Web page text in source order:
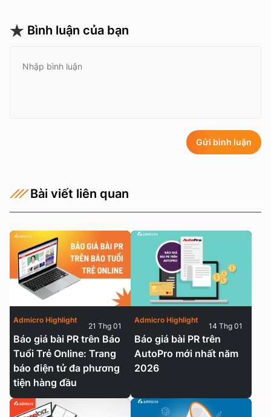
Bình luận của bạn
Gửi bình luận
Bài viết liên quan
Báo giá bài PR trên Báo
Tuổi Trẻ Online: Trang
báo điện tử đa phương
tiện hàng đầu
Admicro Highlight
21 Thg 01
Báo giá bài PR trên
AutoPro mới nhất năm
2026
Admicro Highlight
14 Thg 01